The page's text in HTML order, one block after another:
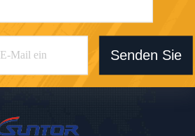
Senden Sie